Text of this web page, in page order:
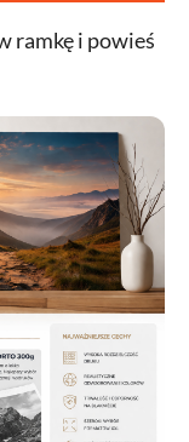
ramkę i powieś